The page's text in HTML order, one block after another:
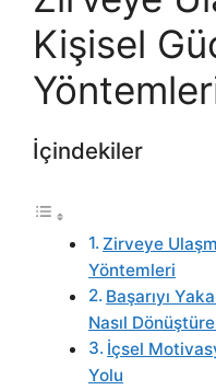
Kişisel
İçindekiler
Zirveye
Yöntemleri
Başarıyı
Nasıl
İçsel
Yolu